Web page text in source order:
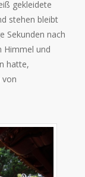
gekleidete
stehen bleibt
Sekunden nach
Himmel und
hatte,
von